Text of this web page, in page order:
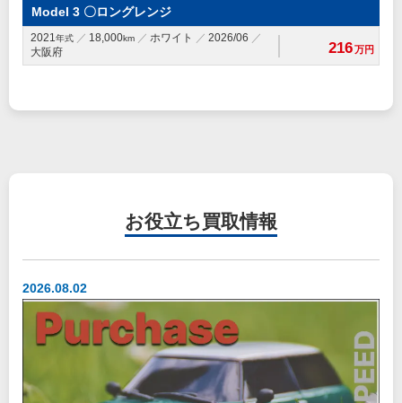
Model 3 〇ロングレンジ
2021年式 18,000km ホワイト
2026/06
大阪府
216万円
お役立ち 買取情報
2026.08.02